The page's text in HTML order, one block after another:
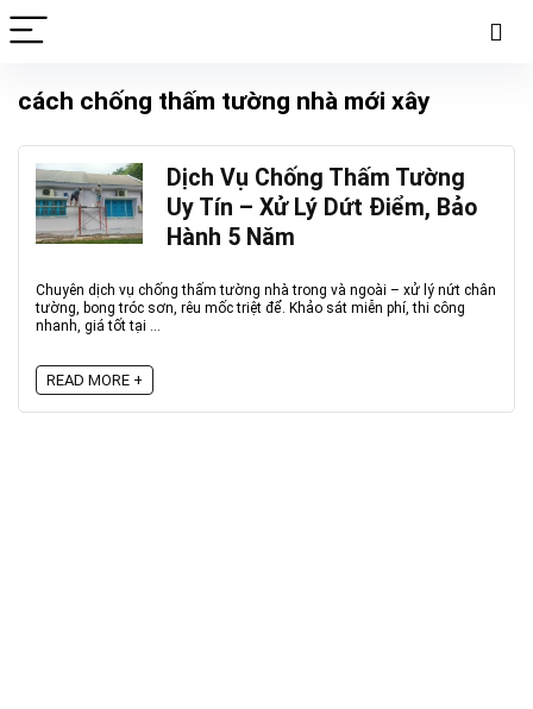
cách chống thấm tường nhà mới xây
Dịch Vụ Chống Thấm Tường
Uy Tín – Xử Lý Dứt Điểm, Bảo
Hành 5 Năm
Chuyên dịch vụ chống thấm tường nhà trong và ngoài – xử lý nứt chân
tường, bong tróc sơn, rêu mốc triệt để. Khảo sát miễn phí, thi công
nhanh, giá tốt tại ...
READ MORE +